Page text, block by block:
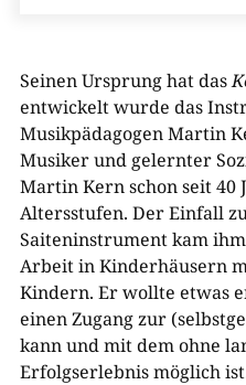
Seinen Ursprung hat das
entwickelt wurde das
Musikpädagogen Martin
Musiker und gelernter
Martin Kern schon seit 40
Altersstufen. Der Einfall
Saiteninstrument kam
Arbeit in Kinderhäusern
Kindern. Er wollte etwas
einen Zugang zur
kann und mit dem ohne
Erfolgserlebnis möglich